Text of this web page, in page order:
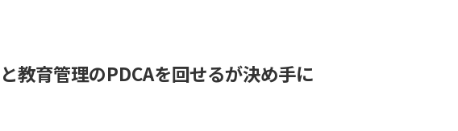
教育管理のPDCAを回せるが決め手に